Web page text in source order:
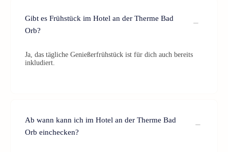
Gibt es Frühstück im Hotel an der Therme Bad
Orb?
Ja, das tägliche Genießerfrühstück ist für dich auch bereits
inkludiert.
Ab wann kann ich im Hotel an der Therme Bad
Orb einchecken?